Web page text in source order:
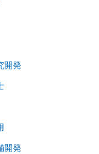
開発
開発